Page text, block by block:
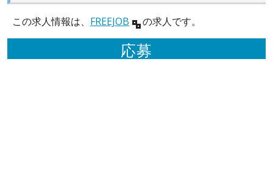
この求人情報は、 FREEJOB の求人です。
応募